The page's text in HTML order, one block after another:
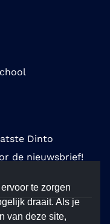
Dinto
de nieuwsbrief!
te zorgen
draait. Als je
van deze site,